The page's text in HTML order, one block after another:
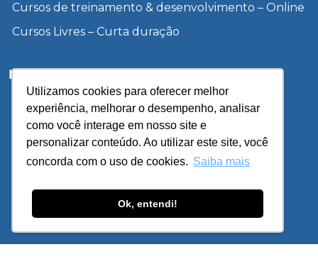
Utilizamos cookies para oferecer melhor
experiência, melhorar o desempenho, analisar
como você interage em nosso site e
personalizar conteúdo. Ao utilizar este site, você
concorda com o uso de cookies. Saiba mais
Ok, entendi!
Cursos de treinamento & desenvolvimento – Online
Cursos Livres – Curta duração
Institucional
Inscreva-se
Sobre a UCP
Unidades
Política de Privacidade
© 2026 – IPETEC – Todos os direitos reservados. Site